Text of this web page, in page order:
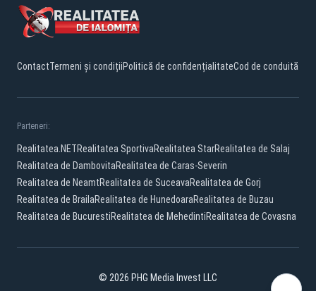
ContactTermeni și condițiiPolitică de confidențialitateCod de conduită
Parteneri:
Realitatea.NETRealitatea SportivaRealitatea StarRealitatea de Salaj
Realitatea de DambovitaRealitatea de Caras-Severin
Realitatea de NeamtRealitatea de SuceavaRealitatea de Gorj
Realitatea de BrailaRealitatea de HunedoaraRealitatea de Buzau
Realitatea de BucurestiRealitatea de MehedintiRealitatea de Covasna
© 2026 PHG Media Invest LLC